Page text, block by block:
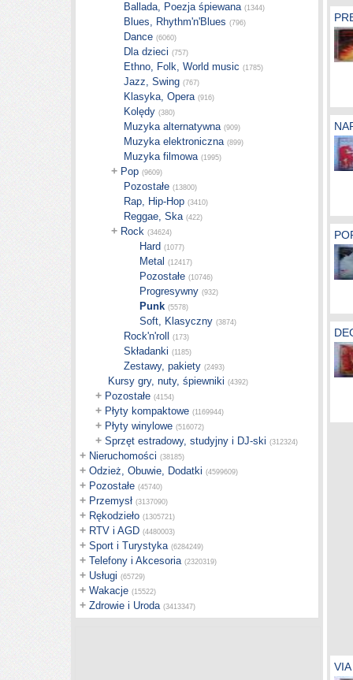
Ballada, Poezja śpiewana (1344)
Blues, Rhythm'n'Blues (796)
Dance (6060)
Dla dzieci (757)
Ethno, Folk, World music (1785)
Jazz, Swing (767)
Klasyka, Opera (916)
Kolędy (380)
Muzyka alternatywna (909)
Muzyka elektroniczna (899)
Muzyka filmowa (1995)
+ Pop (9609)
Pozostałe (13800)
Rap, Hip-Hop (3410)
Reggae, Ska (422)
+ Rock (34624)
Hard (1077)
Metal (12417)
Pozostałe (10746)
Progresywny (932)
Punk (5578)
Soft, Klasyczny (3874)
Rock'n'roll (173)
Składanki (1185)
Zestawy, pakiety (2493)
Kursy gry, nuty, śpiewniki (4392)
+ Pozostałe (4154)
+ Płyty kompaktowe (1169944)
+ Płyty winylowe (516072)
+ Sprzęt estradowy, studyjny i DJ-ski (312324)
+ Nieruchomości (38185)
+ Odzież, Obuwie, Dodatki (4599609)
+ Pozostałe (45740)
+ Przemysł (3137090)
+ Rękodzieło (1305721)
+ RTV i AGD (4480003)
+ Sport i Turystyka (6284249)
+ Telefony i Akcesoria (2320319)
+ Usługi (65729)
+ Wakacje (15522)
+ Zdrowie i Uroda (3413347)